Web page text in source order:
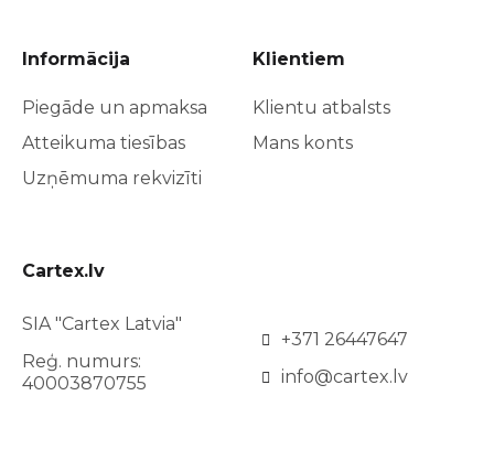
Informācija
Piegāde un apmaksa
Atteikuma tiesības
Uzņēmuma rekvizīti
Klientiem
Klientu atbalsts
Mans konts
Cartex.lv
SIA "Cartex Latvia"
Reģ. numurs:
40003870755
+371 26447647
info@cartex.lv